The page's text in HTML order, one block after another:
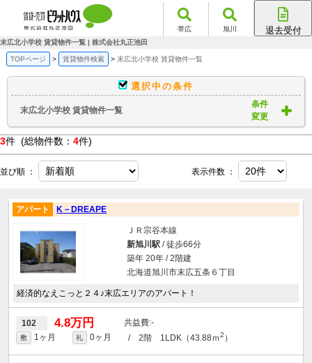
帯広 旭川 退去受付
末広北小学校 賃貸物件一覧 | 株式会社丸正池田
TOPページ 賃貸物件検索 末広北小学校 賃貸物件一覧
選択中の条件
末広北小学校 賃貸物件一覧
条件
変更
3件 (総物件数： 4件)
並び順 ： 表示件数 ：
アパート K－DREAPE
ＪＲ宗谷本線
新旭川駅/ 徒歩66分
築年 20年 / 2階建
北海道旭川市末広五条６丁目
経済的なえこっと２４♪末広エリアのアパート！
102 4.8万円 -
敷 1ヶ月 礼 0ヶ月 / 2階 1LDK（43.88ｍ2 ）